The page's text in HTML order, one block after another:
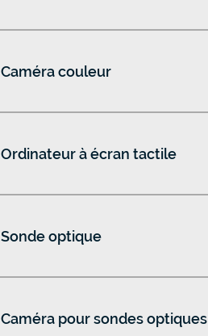
Caméra couleur
Ordinateur à écran tactile
Sonde optique
Caméra pour sondes optiques